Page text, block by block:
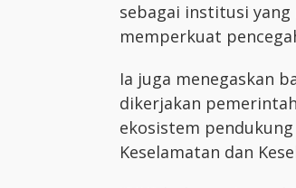
sebagai institusi
memperkuat
Ia juga menegaskan
dikerjakan
ekosistem
Keselamatan dan